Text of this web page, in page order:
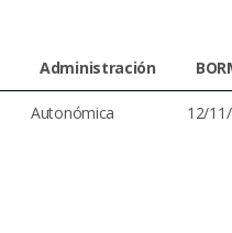
Administración
Autonómica 12/